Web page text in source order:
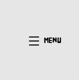
Menü